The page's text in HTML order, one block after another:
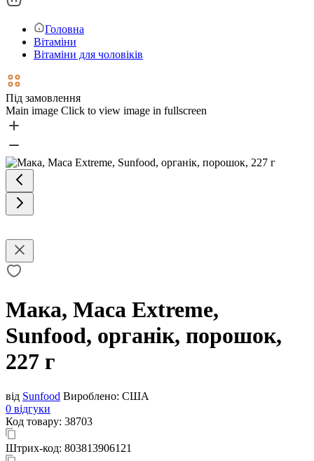
Головна
Вітаміни
Вітаміни для чоловіків
Під замовлення
Main image Click to view image in fullscreen
Мака, Maca Extreme,
Sunfood, органік, порошок,
227 г
від Sunfood Вироблено: США
0 відгуки
Код товару: 38703
Штрих-код: 803813906121